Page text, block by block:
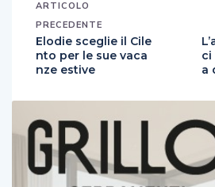
ARTICOLO
PRECEDENTE
Elodie sceglie il Cile
nto per le sue vaca
nze estive
ci
a